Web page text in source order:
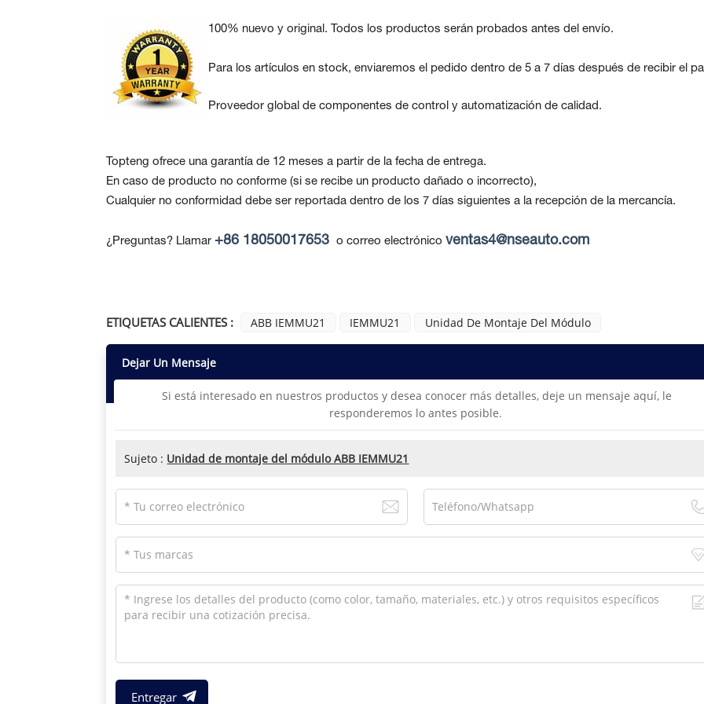
100% nuevo y original. Todos los productos serán probados antes del envío.
Para los artículos en stock, enviaremos el pedido dentro de 5 a 7 días después de recibir el
Proveedor global de componentes de control y automatización de calidad.
Topteng ofrece una garantía de 12 meses a partir de la fecha de entrega.
En caso de producto no conforme (si se recibe un producto dañado o incorrecto),
Cualquier no conformidad debe ser reportada dentro de los 7 días siguientes a la recepción de la mercancía.
¿Preguntas? Llamar +86 18050017653 o correo electrónico ventas4@nseauto.com
ETIQUETAS CALIENTES : ABB IEMMU21 IEMMU21 Unidad De Montaje Del Módulo
Dejar Un Mensaje
Si está interesado en nuestros productos y desea conocer más detalles, deje un mensaje aquí, le
responderemos lo antes posible.
Sujeto : Unidad de montaje del módulo ABB IEMMU21
Entregar